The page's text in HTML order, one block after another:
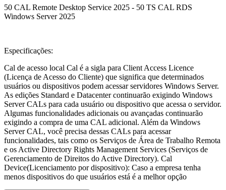
50 CAL Remote Desktop Service 2025 - 50 TS CAL RDS
Windows Server 2025
Especificações:
Cal de acesso local Cal é a sigla para Client Access Licence
(Licença de Acesso do Cliente) que significa que determinados
usuários ou dispositivos podem acessar servidores Windows Server.
As edições Standard e Datacenter continuarão exigindo Windows
Server CALs para cada usuário ou dispositivo que acessa o servidor.
Algumas funcionalidades adicionais ou avançadas continuarão
exigindo a compra de uma CAL adicional. Além da Windows
Server CAL, você precisa dessas CALs para acessar
funcionalidades, tais como os Serviços de Área de Trabalho Remota
e os Active Directory Rights Management Services (Serviços de
Gerenciamento de Direitos do Active Directory). Cal
Device(Licenciamento por dispositivo): Caso a empresa tenha
menos dispositivos do que usuários está é a melhor opção